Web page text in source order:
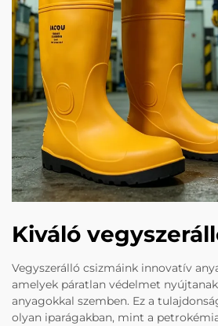
Kiváló
Vegyszerálló csizmáink innovatív
amelyek páratlan védelmet
anyagokkal szemben. Ez a
olyan iparágakban, mint a